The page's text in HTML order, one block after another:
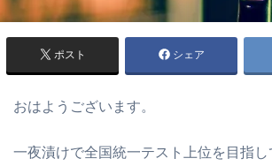
ポスト シェア
おはようございます。
一夜漬けで全国統一テスト上位を目指